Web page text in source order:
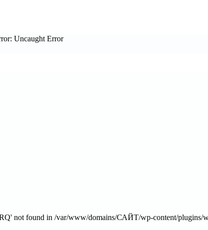
Uncaught Error
not found in /var/www/domains/САЙТ/wp-content/plugins/